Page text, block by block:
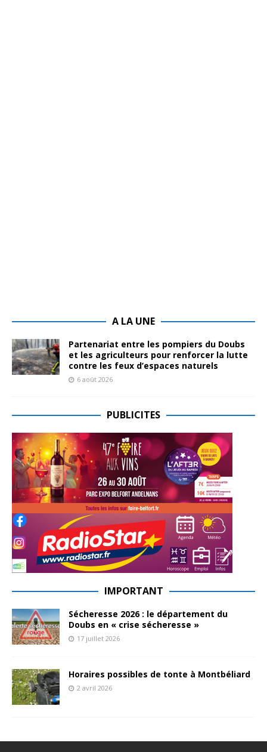
A LA UNE
Partenariat entre les pompiers du Doubs
et les agriculteurs pour renforcer la lutte
contre les feux d’espaces naturels
6 août 2026
PUBLICITES
IMPORTANT
Sécheresse 2026 : le département du
Doubs en « crise sécheresse »
17 juillet 2026
Horaires possibles de tonte à Montbéliard
2 avril 2026